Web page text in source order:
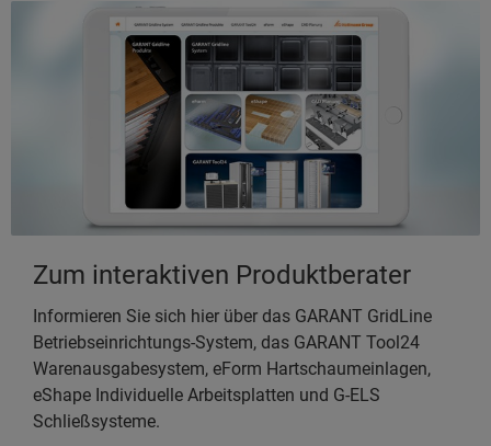
Zum interaktiven Produktberater
Informieren Sie sich hier über das GARANT GridLine
Betriebseinrichtungs-System, das GARANT Tool24
Warenausgabesystem, eForm Hartschaumeinlagen,
eShape Individuelle Arbeitsplatten und G-ELS
Schließsysteme.